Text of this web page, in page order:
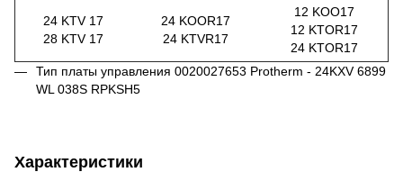
24 KTV 17
28 KTV 17
24 KOOR17
24 KTVR17
12 KOO17
12 KTOR17
24 KTOR17
Тип платы управления 0020027653 Protherm - 24KXV 6899
WL 038S RPKSH5
Характеристики